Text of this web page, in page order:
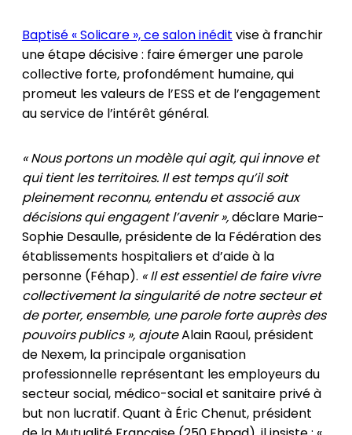
Baptisé « Solicare », ce salon inédit vise à franchir
une étape décisive : faire émerger une parole
collective forte, profondément humaine, qui
promeut les valeurs de l’ESS et de l’engagement
au service de l’intérêt général.
« Nous portons un modèle qui agit, qui innove et
qui tient les territoires. Il est temps qu’il soit
pleinement reconnu, entendu et associé aux
décisions qui engagent l’avenir »,déclare Marie-
Sophie Desaulle, présidente de la Fédération des
établissements hospitaliers et d’aide à la
personne (Féhap). « Il est essentiel de faire vivre
collectivement la singularité de notre secteur et
de porter, ensemble, une parole forte auprès des
pouvoirs publics », ajouteAlain Raoul, président
de Nexem, la principale organisation
professionnelle représentant les employeurs du
secteur social, médico-social et sanitaire privé à
but non lucratif. Quant à Éric Chenut, président